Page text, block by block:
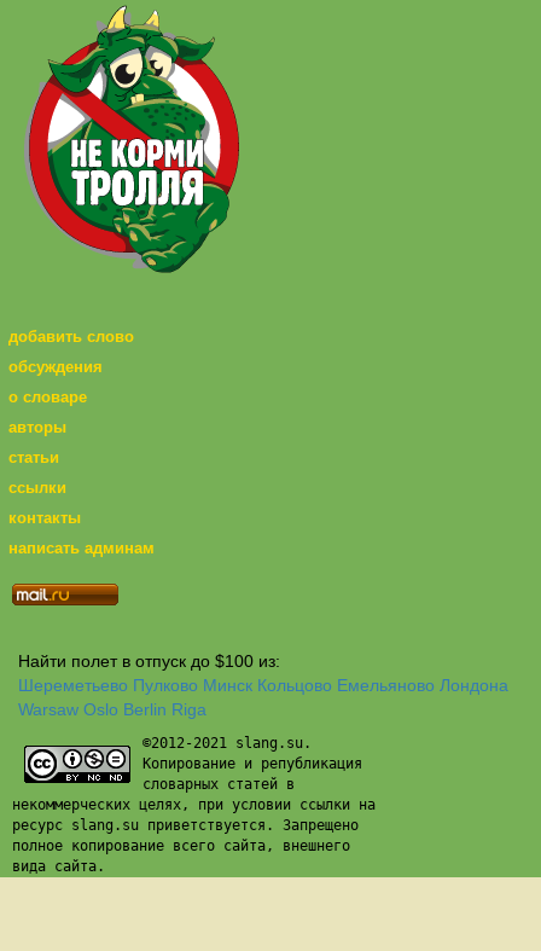
добавить слово
обсуждения
о словаре
авторы
статьи
ссылки
контакты
написать админам
Найти полет в отпуск до $100 из:
Шереметьево Пулково Минск Кольцово Емельяново Лондона
Warsaw Oslo Berlin Riga
©2012-2021 slang.su.
Копирование и републикация
словарных статей в
некоммерческих целях, при условии ссылки на
ресурс slang.su приветствуется. Запрещено
полное копирование всего сайта, внешнего
вида сайта.